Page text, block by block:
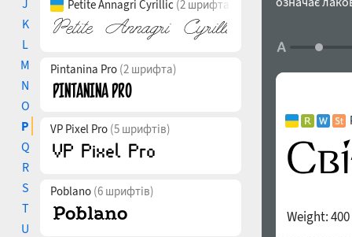
J
K
L
M
N
O
P
Q
R
S
T
U
Petite Annagri Cyrillic (2 шрифта)
Pintanina Pro (2 шрифта)
VP Pixel Pro (5 шрифтів)
Poblano (6 шрифтів)
донизу,
ручний
Weight:400